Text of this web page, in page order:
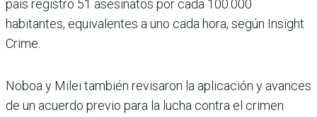
país registró 51 asesinatos por cada 100.000
habitantes, equivalentes a uno cada hora, según Insight
Crime.
Noboa y Milei también revisaron la aplicación y avances
de un acuerdo previo para la lucha contra el crimen